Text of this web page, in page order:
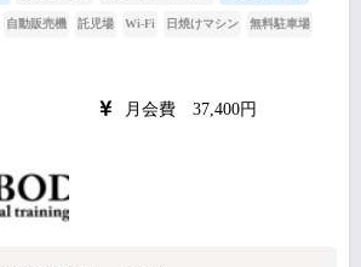
自動販売機 託児場 Wi-Fi 日焼けマシン 無料駐車場
月会費 37,400円